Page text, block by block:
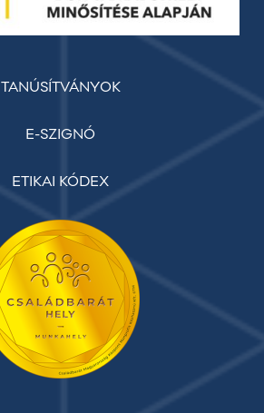
TANÚSÍTVÁNYOK
E-SZIGNÓ
ETIKAI KÓDEX